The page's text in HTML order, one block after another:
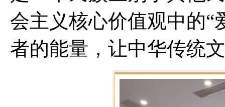
会主义核心价值观中的“
者的能量，让中华传统